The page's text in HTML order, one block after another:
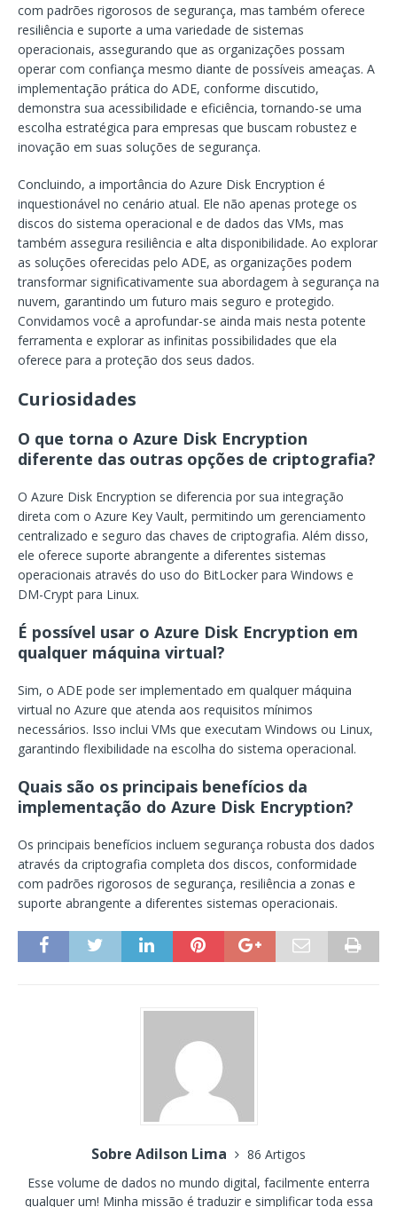
com padrões rigorosos de segurança, mas também oferece
resiliência e suporte a uma variedade de sistemas
operacionais, assegurando que as organizações possam
operar com confiança mesmo diante de possíveis ameaças. A
implementação prática do ADE, conforme discutido,
demonstra sua acessibilidade e eficiência, tornando-se uma
escolha estratégica para empresas que buscam robustez e
inovação em suas soluções de segurança.
Concluindo, a importância do Azure Disk Encryption é
inquestionável no cenário atual. Ele não apenas protege os
discos do sistema operacional e de dados das VMs, mas
também assegura resiliência e alta disponibilidade. Ao explorar
as soluções oferecidas pelo ADE, as organizações podem
transformar significativamente sua abordagem à segurança na
nuvem, garantindo um futuro mais seguro e protegido.
Convidamos você a aprofundar-se ainda mais nesta potente
ferramenta e explorar as infinitas possibilidades que ela
oferece para a proteção dos seus dados.
Curiosidades
O que torna o Azure Disk Encryption
diferente das outras opções de criptografia?
O Azure Disk Encryption se diferencia por sua integração
direta com o Azure Key Vault, permitindo um gerenciamento
centralizado e seguro das chaves de criptografia. Além disso,
ele oferece suporte abrangente a diferentes sistemas
operacionais através do uso do BitLocker para Windows e
DM-Crypt para Linux.
É possível usar o Azure Disk Encryption em
qualquer máquina virtual?
Sim, o ADE pode ser implementado em qualquer máquina
virtual no Azure que atenda aos requisitos mínimos
necessários. Isso inclui VMs que executam Windows ou Linux,
garantindo flexibilidade na escolha do sistema operacional.
Quais são os principais benefícios da
implementação do Azure Disk Encryption?
Os principais benefícios incluem segurança robusta dos dados
através da criptografia completa dos discos, conformidade
com padrões rigorosos de segurança, resiliência a zonas e
suporte abrangente a diferentes sistemas operacionais.
Sobre Adilson Lima
86 Artigos
Esse volume de dados no mundo digital, facilmente enterra
qualquer um! Minha missão é traduzir e simplificar toda essa